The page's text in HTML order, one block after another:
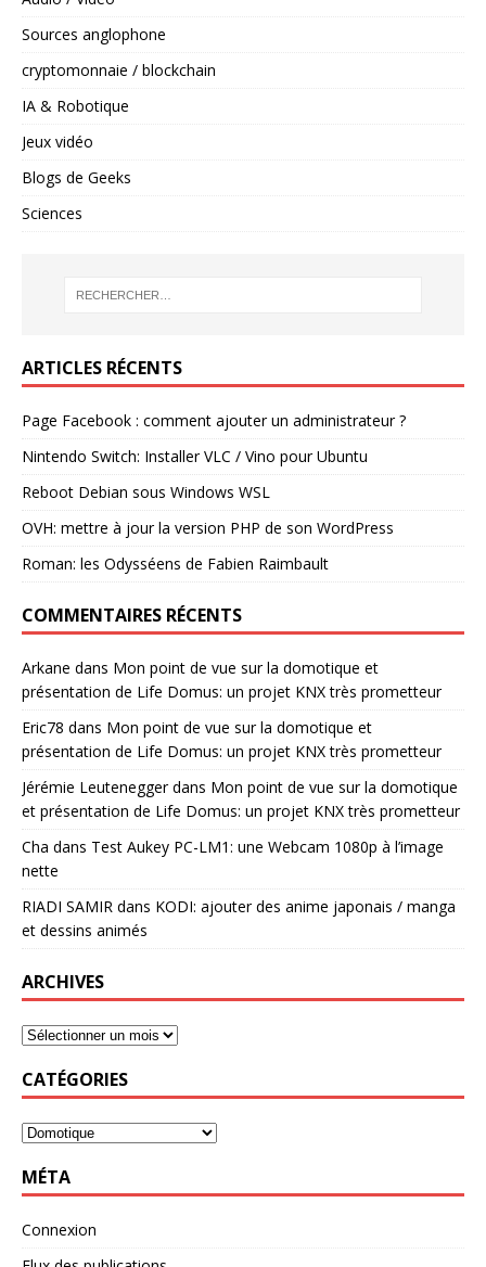
Sources anglophone
cryptomonnaie / blockchain
IA & Robotique
Jeux vidéo
Blogs de Geeks
Sciences
ARTICLES RÉCENTS
Page Facebook : comment ajouter un administrateur ?
Nintendo Switch: Installer VLC / Vino pour Ubuntu
Reboot Debian sous Windows WSL
OVH: mettre à jour la version PHP de son WordPress
Roman: les Odysséens de Fabien Raimbault
COMMENTAIRES RÉCENTS
Arkane dans Mon point de vue sur la domotique et
présentation de Life Domus: un projet KNX très prometteur
Eric78 dans Mon point de vue sur la domotique et
présentation de Life Domus: un projet KNX très prometteur
Jérémie Leuteneggerdans Mon point de vue sur la domotique
et présentation de Life Domus: un projet KNX très prometteur
Cha dans Test Aukey PC-LM1: une Webcam 1080p à l’image
nette
RIADI SAMIR dans KODI: ajouter des anime japonais / manga
et dessins animés
ARCHIVES
CATÉGORIES
MÉTA
Connexion